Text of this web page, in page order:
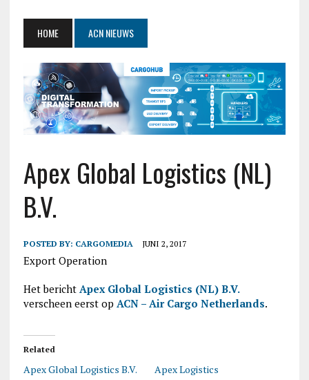
HOME ACN NIEUWS
Apex Global Logistics (NL)
B.V.
POSTED BY: CARGOMEDIA JUNI 2, 2017
Export Operation
Het bericht Apex Global Logistics (NL) B.V.
verscheen eerst op ACN – Air Cargo Netherlands.
Related
Apex Global Logistics B.V.
Apex Logistics